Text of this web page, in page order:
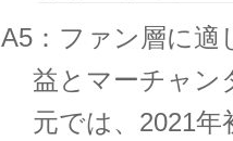
A5：ファン層に適
益とマーチャン
元では、2021